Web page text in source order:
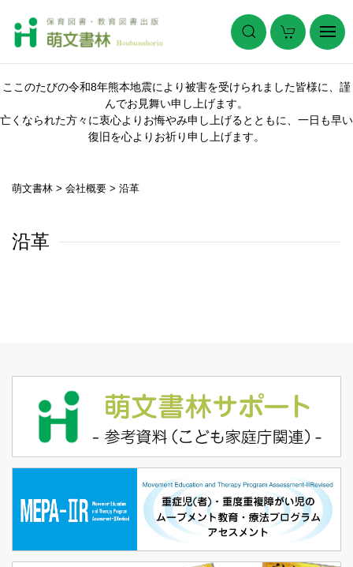
ここのたびの令和8年熊本地震により被害を受けられました皆様に、謹
んでお見舞い申し上げます。
亡くなられた方々に衷心よりお悔やみ申し上げるとともに、一日も早い
復旧を心よりお祈り申し上げます。
萌文書林 > 会社概要 > 沿革
沿革